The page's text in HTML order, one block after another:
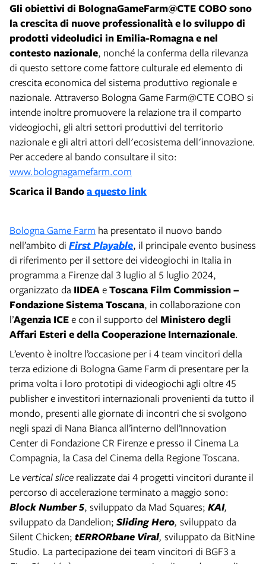
Gli obiettivi di BolognaGameFarm@CTE COBO sono
la crescita di nuove professionalità e lo sviluppo di
prodotti videoludici in Emilia-Romagna e nel
contesto nazionale, nonché la conferma della rilevanza
di questo settore come fattore culturale ed elemento di
crescita economica del sistema produttivo regionale e
nazionale. Attraverso Bologna Game Farm@CTE COBO si
intende inoltre promuovere la relazione tra il comparto
videogiochi, gli altri settori produttivi del territorio
nazionale e gli altri attori dell'ecosistema dell'innovazione.
Per accedere al bando consultare il sito:
www.bolognagamefarm.com
Scarica il Bandoa questo link
Bologna Game Farm ha presentato il nuovo bando
nell’ambito di First Playable, il principale evento business
di riferimento per il settore dei videogiochi in Italia in
programma a Firenze dal 3 luglio al 5 luglio 2024,
organizzato da IIDEAeToscana Film Commission –
Fondazione Sistema Toscana, in collaborazione con
l’Agenzia ICEe con il supporto del Ministero degli
Affari Esteri e della Cooperazione Internazionale.
L’evento è inoltre l’occasione per i 4 team vincitori della
terza edizione di Bologna Game Farm di presentare per la
prima volta i loro prototipi di videogiochi agli oltre 45
publisher e investitori internazionali provenienti da tutto il
mondo, presenti alle giornate di incontri che si svolgono
negli spazi di Nana Bianca all’interno dell’Innovation
Center di Fondazione CR Firenze e presso il Cinema La
Compagnia, la Casa del Cinema della Regione Toscana.
Le vertical slice realizzate dai 4 progetti vincitori durante il
percorso di accelerazione terminato a maggio sono:
Block Number 5, sviluppato da Mad Squares; KAI,
sviluppato da Dandelion; Sliding Hero, sviluppato da
Silent Chicken; tERRORbane Viral, sviluppato da BitNine
Studio. La partecipazione dei team vincitori di BGF3 a